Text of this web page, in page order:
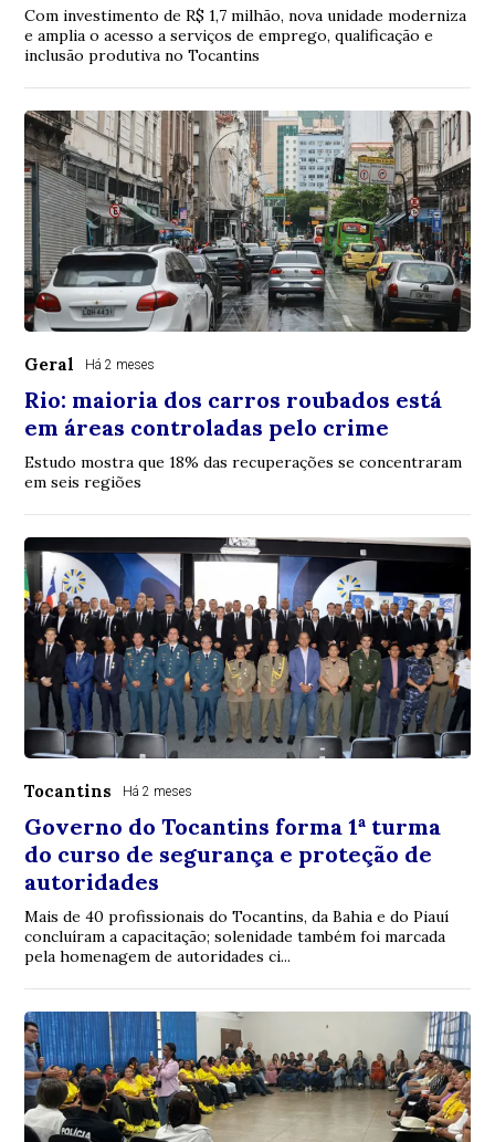
Com investimento de R$ 1,7 milhão, nova unidade moderniza
e amplia o acesso a serviços de emprego, qualificação e
inclusão produtiva no Tocantins
Geral Há 2 meses
Rio: maioria dos carros roubados está
em áreas controladas pelo crime
Estudo mostra que 18% das recuperações se concentraram
em seis regiões
Tocantins Há 2 meses
Governo do Tocantins forma 1ª turma
do curso de segurança e proteção de
autoridades
Mais de 40 profissionais do Tocantins, da Bahia e do Piauí
concluíram a capacitação; solenidade também foi marcada
pela homenagem de autoridades ci...